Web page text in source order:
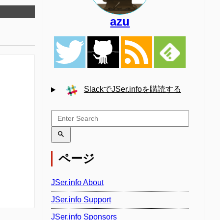
azu
SlackでJSer.infoを購読する
ページ
JSer.info About
JSer.info Support
JSer.info Sponsors